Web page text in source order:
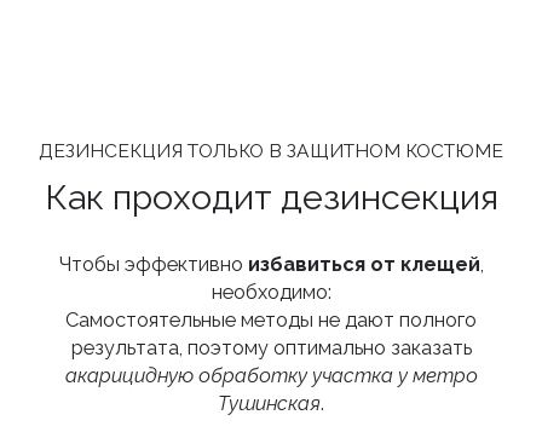
ДЕЗИНСЕКЦИЯ ТОЛЬКО В ЗАЩИТНОМ КОСТЮМЕ
Как проходит дезинсекция
Чтобы эффективно избавиться от клещей,
необходимо:
Самостоятельные методы не дают полного
результата, поэтому оптимально заказать
акарицидную обработку участка у метро
Тушинская.